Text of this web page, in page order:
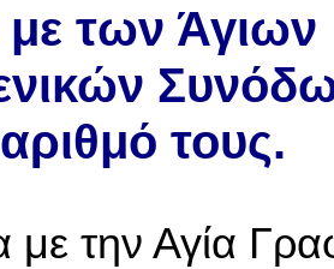
με των Άγιων
αριθμό τους.
την Αγία